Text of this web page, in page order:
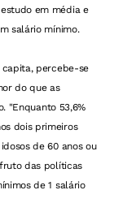
em média e
salário mínimo.
percebe-se
do que as
"Enquanto 53,6%
dois primeiros
de 60 anos ou
das políticas
de 1 salário